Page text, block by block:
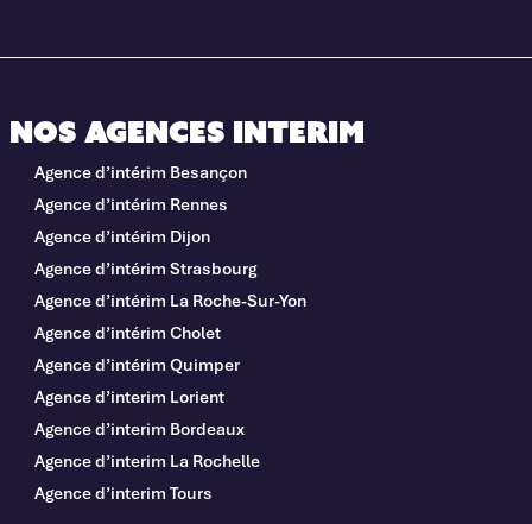
Nos agences interim
Agence d’intérim Besançon
Agence d’intérim Rennes
Agence d’intérim Dijon
Agence d’intérim Strasbourg
Agence d’intérim La Roche-Sur-Yon
Agence d’intérim Cholet
Agence d’intérim Quimper
Agence d’interim Lorient
Agence d’interim Bordeaux
Agence d’interim La Rochelle
Agence d’interim Tours